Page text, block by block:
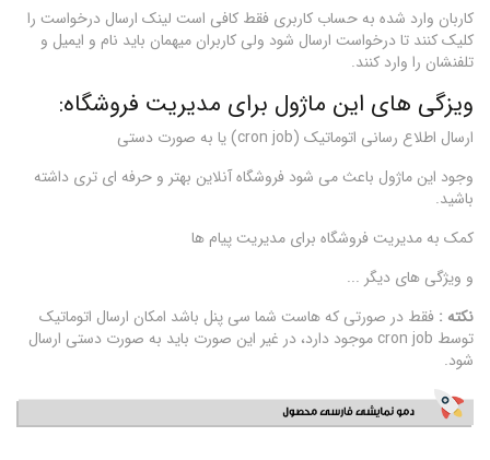
کاربان وارد شده به حساب کاربری فقط کافی است لینک ارسال درخواست را
کلیک کنند تا درخواست ارسال شود ولی کاربران میهمان باید نام و ایمیل و
تلفنشان را وارد کنند.
ویزگی های این ماژول برای مدیریت فروشگاه:
ارسال اطلاع رسانی اتوماتیک (cron job) یا به صورت دستی
وجود این ماژول باعث می شود فروشگاه آنلاین بهتر و حرفه ای تری داشته
باشید.
کمک به مدیریت فروشگاه برای مدیریت پیام ها
و ویژگی های دیگر ...
نکته : فقط در صورتی که هاست شما سی پنل باشد امکان ارسال اتوماتیک
توسط cron job موجود دارد، در غیر این صورت باید به صورت دستی ارسال
شود.